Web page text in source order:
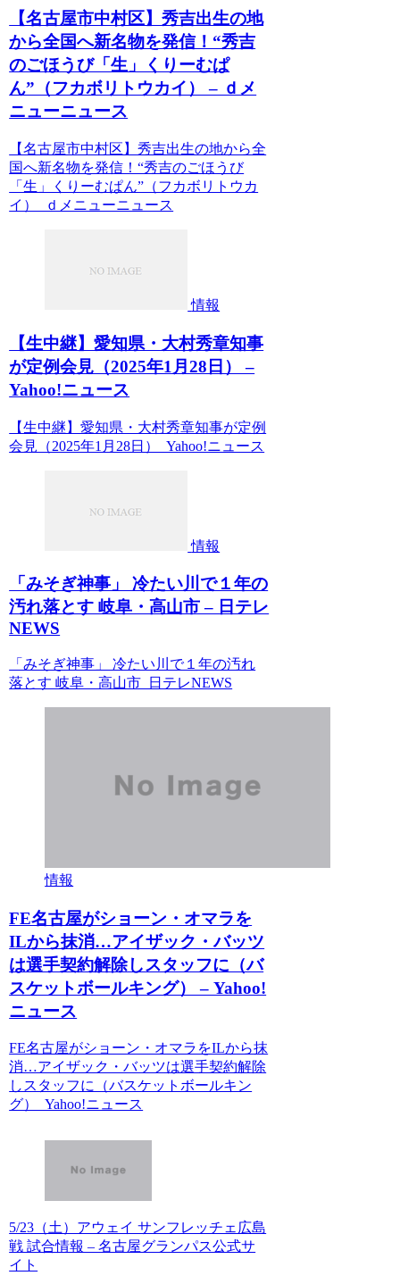
【名古屋市中村区】秀吉出生の地
から全国へ新名物を発信！“秀吉
のごほうび「生」くりーむぱ
ん”（フカボリトウカイ） – ｄメ
ニューニュース
【名古屋市中村区】秀吉出生の地から全
国へ新名物を発信！“秀吉のごほうび
「生」くりーむぱん”（フカボリトウカ
イ） ｄメニューニュース
情報
【生中継】愛知県・大村秀章知事
が定例会見（2025年1月28日） –
Yahoo!ニュース
【生中継】愛知県・大村秀章知事が定例
会見（2025年1月28日） Yahoo!ニュース
情報
「みそぎ神事」 冷たい川で１年の
汚れ落とす 岐阜・高山市 – 日テレ
NEWS
「みそぎ神事」 冷たい川で１年の汚れ
落とす 岐阜・高山市 日テレNEWS
情報
FE名古屋がショーン・オマラを
ILから抹消…アイザック・バッツ
は選手契約解除しスタッフに（バ
スケットボールキング） – Yahoo!
ニュース
FE名古屋がショーン・オマラをILから抹
消…アイザック・バッツは選手契約解除
しスタッフに（バスケットボールキン
グ） Yahoo!ニュース
5/23（土）アウェイ サンフレッチェ広島
戦 試合情報 – 名古屋グランパス公式サ
イト